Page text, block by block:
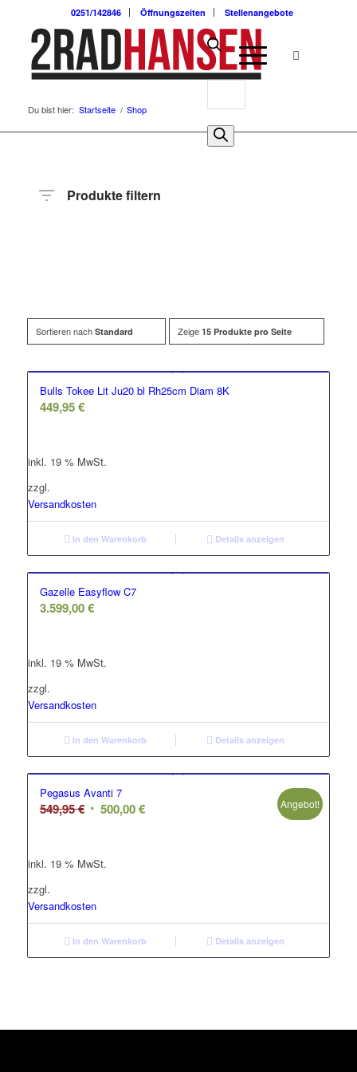
0251/142846 Öffnungszeiten Stellenangebote
Du bist hier: Startseite / Shop
Produkte filtern
Sortieren nach Standard Zeige 15 Produkte pro Seite
Bulls Tokee Lit Ju20 bl Rh25cm Diam 8K
449,95€
inkl. 19 % MwSt.
zzgl.
Versandkosten
In den Warenkorb Details anzeigen
Gazelle Easyflow C7
3.599,00€
inkl. 19 % MwSt.
zzgl.
Versandkosten
In den Warenkorb Details anzeigen
Pegasus Avanti 7
549,95€ Ursprünglicher
549,95 €
500,00€Aktueller
Angebot!
inkl. 19 % MwSt.
zzgl.
Versandkosten
In den Warenkorb Details anzeigen